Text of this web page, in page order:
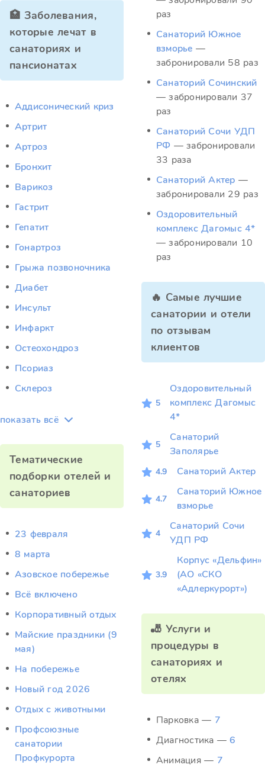
🏥 Заболевания,
которые лечат в
санаториях и
пансионатах
Аддисонический криз
Артрит
Артроз
Бронхит
Варикоз
Гастрит
Гепатит
Гонартроз
Грыжа позвоночника
Диабет
Инсульт
Инфаркт
Остеохондроз
Псориаз
Склероз
показать всё
Тематические
подборки отелей и
санаториев
23 февраля
8 марта
Азовское побережье
Всё включено
Корпоративный отдых
Майские праздники (9
мая)
На побережье
Новый год 2026
Отдых c животными
Профсоюзные
санатории
Профкурорта
раз
Санаторий Южное
взморье —
забронировали 58 раз
Санаторий Сочинский
— забронировали 37
раз
Санаторий Сочи УДП
РФ — забронировали
33 раза
Санаторий Актер —
забронировали 29 раз
Оздоровительный
комплекс Дагомыс 4*
— забронировали 10
раз
🔥 Самые лучшие
санатории и отели
по отзывам
клиентов
5
Оздоровительный
комплекс Дагомыс
4*
5
Санаторий
Заполярье
4.9 Санаторий Актер
4.7
Санаторий Южное
взморье
4
Санаторий Сочи
УДП РФ
3.9
Корпус «Дельфин»
(АО «СКО
«Адлеркурорт»)
🎳 Услуги и
процедуры в
санаториях и
отелях
Парковка — 7
Диагностика —6
Анимация — 7